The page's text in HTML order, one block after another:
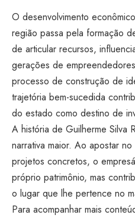
O desenvolvimento
região passa pela formação
de articular recursos,
gerações de
processo de construção de
trajetória bem-sucedida
do estado como destino de
A história de Guilherme Silva
narrativa maior. Ao apostar
projetos concretos, o
próprio patrimônio, mas
o lugar que lhe pertence no
Para acompanhar mais